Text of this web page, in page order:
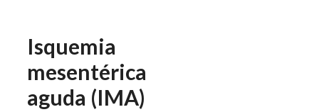
Isquemia
mesentérica
aguda (IMA)